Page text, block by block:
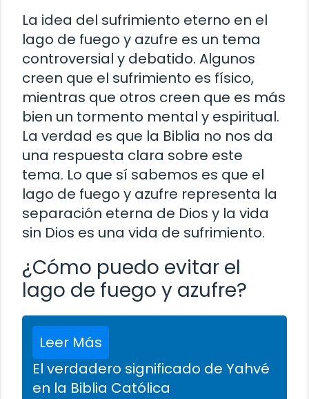
La idea del sufrimiento eterno en el
lago de fuego y azufre es un tema
controversial y debatido. Algunos
creen que el sufrimiento es físico,
mientras que otros creen que es más
bien un tormento mental y espiritual.
La verdad es que la Biblia no nos da
una respuesta clara sobre este
tema. Lo que sí sabemos es que el
lago de fuego y azufre representa la
separación eterna de Dios y la vida
sin Dios es una vida de sufrimiento.
¿Cómo puedo evitar el
lago de fuego y azufre?
Leer Más
El verdadero significado de Yahvé
en la Biblia Católica